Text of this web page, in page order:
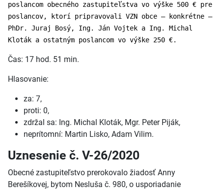
poslancom obecného zastupiteľstva vo výške 500 € pre
poslancov, ktorí pripravovali VZN obce – konkrétne –
PhDr. Juraj Bosý, Ing. Ján Vojtek a Ing. Michal
Kloták a ostatným poslancom vo výške 250 €.
Čas: 17 hod. 51 min.
Hlasovanie:
za: 7,
proti: 0,
zdržal sa: Ing. Michal Kloták, Mgr. Peter Piják,
neprítomní: Martin Lisko, Adam Vilim.
Uznesenie č. V-26/2020
Obecné zastupiteľstvo prerokovalo žiadosť Anny
Berešíkovej, bytom Nesluša č. 980, o usporiadanie